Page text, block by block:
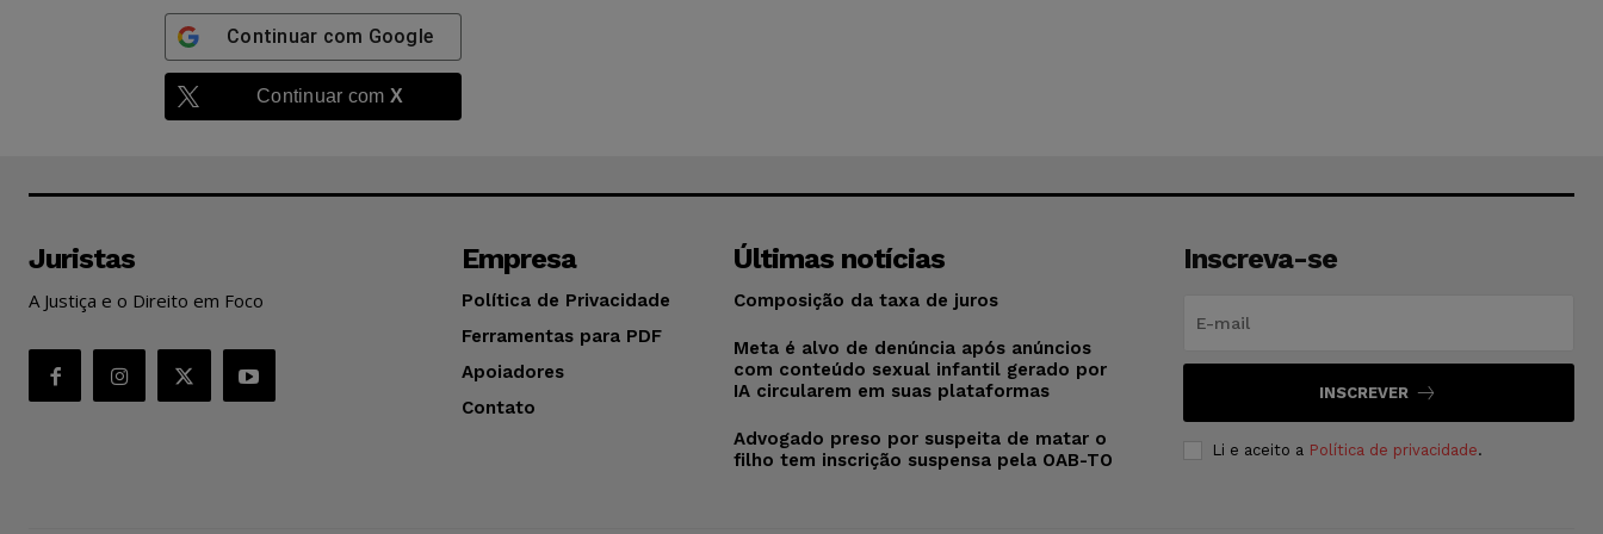
Continuar com Google
Continuar com X
Juristas
A Justiça e o Direito em Foco
Empresa
Política de Privacidade
Ferramentas para PDF
Apoiadores
Contato
Últimas notícias
Composição da taxa de juros
Meta é alvo de denúncia após anúncios
com conteúdo sexual infantil gerado por
IA circularem em suas plataformas
Advogado preso por suspeita de matar o
filho tem inscrição suspensa pela OAB-TO
Inscreva-se
INSCREVER
Li e aceito a Política de privacidade.